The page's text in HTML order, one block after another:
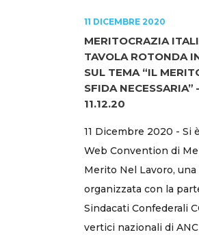
11 DICEMBRE 2020
MERITOCRAZIA
TAVOLA ROTONDA
SUL TEMA “IL
SFIDA
11.12.20
11 Dicembre 2020 - Si
Web Convention di
Merito Nel Lavoro, una
organizzata con la
Sindacati Confederali
vertici nazionali di